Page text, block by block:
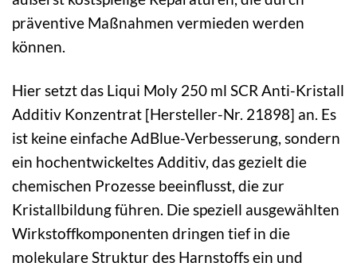
präventive Maßnahmen vermieden werden
können.
Hier setzt das Liqui Moly 250 ml SCR Anti-Kristall
Additiv Konzentrat [Hersteller-Nr. 21898] an. Es
ist keine einfache AdBlue-Verbesserung, sondern
ein hochentwickeltes Additiv, das gezielt die
chemischen Prozesse beeinflusst, die zur
Kristallbildung führen. Die speziell ausgewählten
Wirkstoffkomponenten dringen tief in die
molekulare Struktur des Harnstoffs ein und